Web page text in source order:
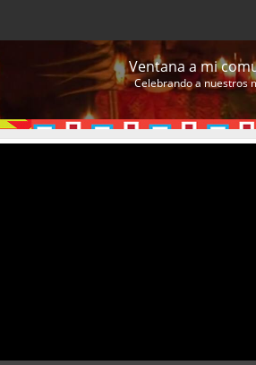
Ventana a mi
Celebrando a nuestros